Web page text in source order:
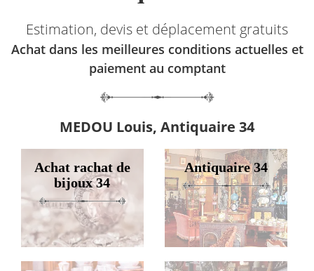
Estimation, devis et déplacement gratuits
Achat dans les meilleures conditions actuelles et
paiement au comptant
MEDOU Louis, Antiquaire 34
Achat rachat de
bijoux 34
Antiquaire 34